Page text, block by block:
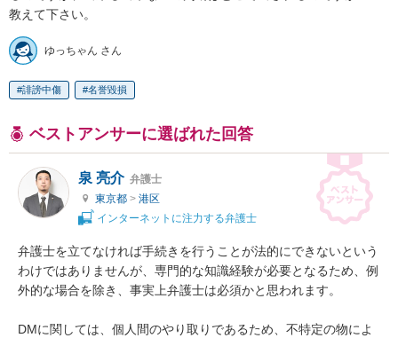
教えて下さい。
ゆっちゃん さん
誹謗中傷 名誉毀損
ベストアンサーに選ばれた回答
泉 亮介 弁護士
東京都 > 港区
インターネットに注力する弁護士
弁護士を立てなければ手続きを行うことが法的にできないという
わけではありませんが、専門的な知識経験が必要となるため、例
外的な場合を除き、事実上弁護士は必須かと思われます。
DMに関しては、個人間のやり取りであるため、不特定の物によ